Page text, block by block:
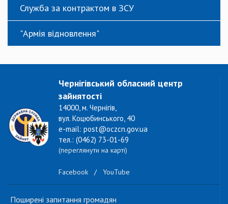
Служба за контрактом в ЗСУ
"Армія відновлення"
Чернігівський обласний центр
зайнятості
14000, м. Чернігів,
вул. Коцюбинського, 40
e-mail: post@oczcn.gov.ua
тел.: (0462) 73-01-69
(переглянути на карті)
Facebook / YouTube
Поширені запитання громадян